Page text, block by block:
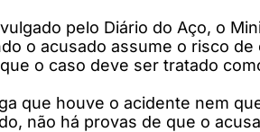
pelo Diário do Aço, o
o acusado assume o risco
o caso deve ser tratado
que houve o acidente nem
não há provas de que o